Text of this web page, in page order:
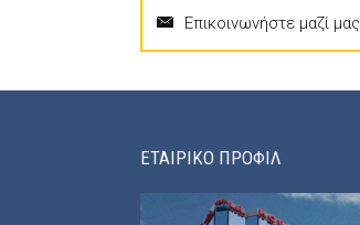
Επικοινωνήστε μαζί μας
ΕΤΑΙΡΙΚΟ ΠΡΟΦΙΛ